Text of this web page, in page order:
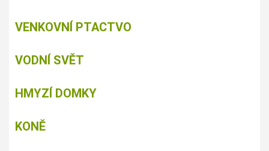
VENKOVNÍ PTACTVO
VODNÍ SVĚT
HMYZÍ DOMKY
KONĚ